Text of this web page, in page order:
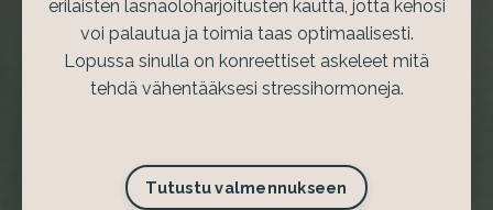
erilaisten läsnäoloharjoitusten kautta, jotta kehosi
voi palautua ja toimia taas optimaalisesti.
Lopussa sinulla on konreettiset askeleet mitä
tehdä vähentääksesi stressihormoneja.
Tutustu valmennukseen